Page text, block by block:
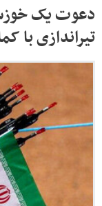
دعوت یک
تیراندازی با